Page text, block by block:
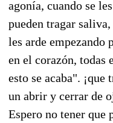
agonía, cuando se
pueden tragar
les arde empezando
en el corazón, todas
esto se acaba".
un abrir y cerrar de
Espero no tener que